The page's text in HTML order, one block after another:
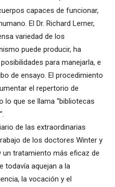
capaces de funcionar,
El Dr. Richard Lerner,
variedad de los
puede producir, ha
para manejarla, e
de ensayo. El procedimiento
el repertorio de
lo que se llama “bibliotecas
de las extraordinarias
de los doctores Winter y
un tratamiento más eficaz de
todavía aquejan a la
la vocación y el